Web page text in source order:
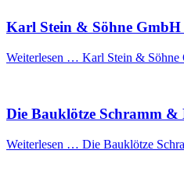
Karl Stein & Söhne
Weiterlesen … Karl Stein &
Die Bauklötze Schramm
Weiterlesen … Die Bauklötze